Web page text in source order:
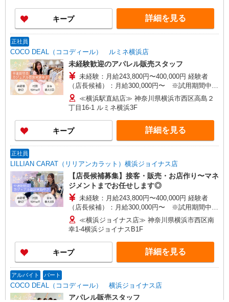
キープ 詳細を見る
正社員
COCO DEAL（ココディール） ルミネ横浜店
未経験歓迎のアパレル販売スタッフ
未経験：月給243,800円〜400,000円 経験者
（店長候補）：月給300,000円〜 ※試用期間中は
270,000円〜 ★固定残業手当：30,800円（月給に
含む） ※経験・能力考慮 ※固定残業時間は1ヶ月
あたり20時間、超過時は追加で残業手当支給 ※月
3万円まで交通費支給 ※試用期間（2〜3ヶ月）も
同条件 【手当】固定残業手当／資格手当／店舗職
制手当／住宅手当（実家外かつ賃貸の場合のみ別
当の種類はエリアにより異なります。詳細は面接
時にお尋ねください。
≪横浜駅直結店≫ 神奈川県横浜市西区高島２
丁目16-1 ルミネ横浜3F
キープ 詳細を見る
正社員
LILLIAN CARAT（リリアンカラット）横浜ジョイナス店
【店長候補募集】接客・販売・お店作り〜マネ
ジメントまでお任せします◎
未経験：月給243,800円〜400,000円 経験者
（店長候補）：月給300,000円〜 ※試用期間中は
270,000円〜 ★固定残業手当：30,800円（月給に
含む） ※経験・能力考慮 ※固定残業時間は1ヶ月
あたり20時間、超過時は追加で残業手当支給 ※月
3万円まで交通費支給 ※試用期間（2〜3ヶ月）も
同条件 【手当】固定残業手当／資格手当／店舗職
制手当／住宅手当（実家外かつ賃貸の場合のみ別
当の種類はエリアにより異なります。詳細は面接
時にお尋ねください。
≪横浜ジョイナス店≫ 神奈川県横浜市西区南
幸1-4横浜ジョイナスB1F
キープ 詳細を見る
アルバイト パート
COCO DEAL（ココディール） 横浜ジョイナス店
アパレル販売スタッフ